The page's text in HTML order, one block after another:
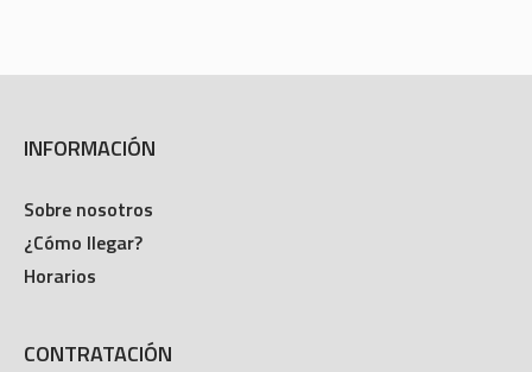
INFORMACIÓN
Sobre nosotros
¿Cómo llegar?
Horarios
CONTRATACIÓN